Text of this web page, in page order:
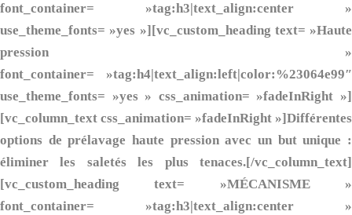
font_container= »tag:h3|text_align:center »
use_theme_fonts= »yes »][vc_custom_heading text= »Haute
pression »
font_container= »tag:h4|text_align:left|color:%23064e99″
use_theme_fonts= »yes » css_animation= »fadeInRight »]
[vc_column_text css_animation= »fadeInRight »]Différentes
options de prélavage haute pression avec un but unique :
éliminer les saletés les plus tenaces.[/vc_column_text]
[vc_custom_heading text= »MÉCANISME »
font_container= »tag:h3|text_align:center »